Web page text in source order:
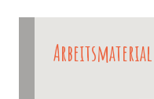
Arbeitsmaterial